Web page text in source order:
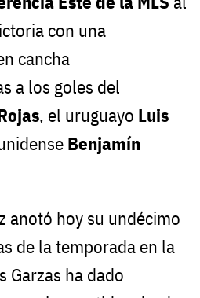
con una
cancha
a los goles del
, el uruguayo Luis
Benjamín
anotó hoy su undécimo
de la temporada en la
Garzas ha dado